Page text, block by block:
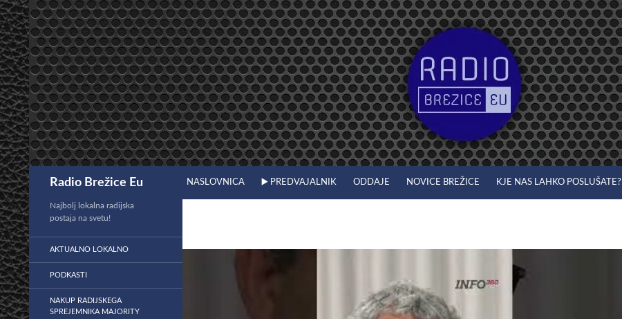
Preskoči
na
vsebino
Radio Brežice Eu NASLOVNICA ▶️ PREDVAJALNIK ODDAJE NOVICE BREŽICE KJE NAS LAHKO POSLUŠATE?
Najbolj lokalna radijska
postaja na svetu!
AKTUALNO LOKALNO
PODKASTI
NAKUP RADIJSKEGA
SPREJEMNIKA MAJORITY